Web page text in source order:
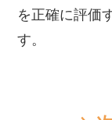
を正確に評価
す。